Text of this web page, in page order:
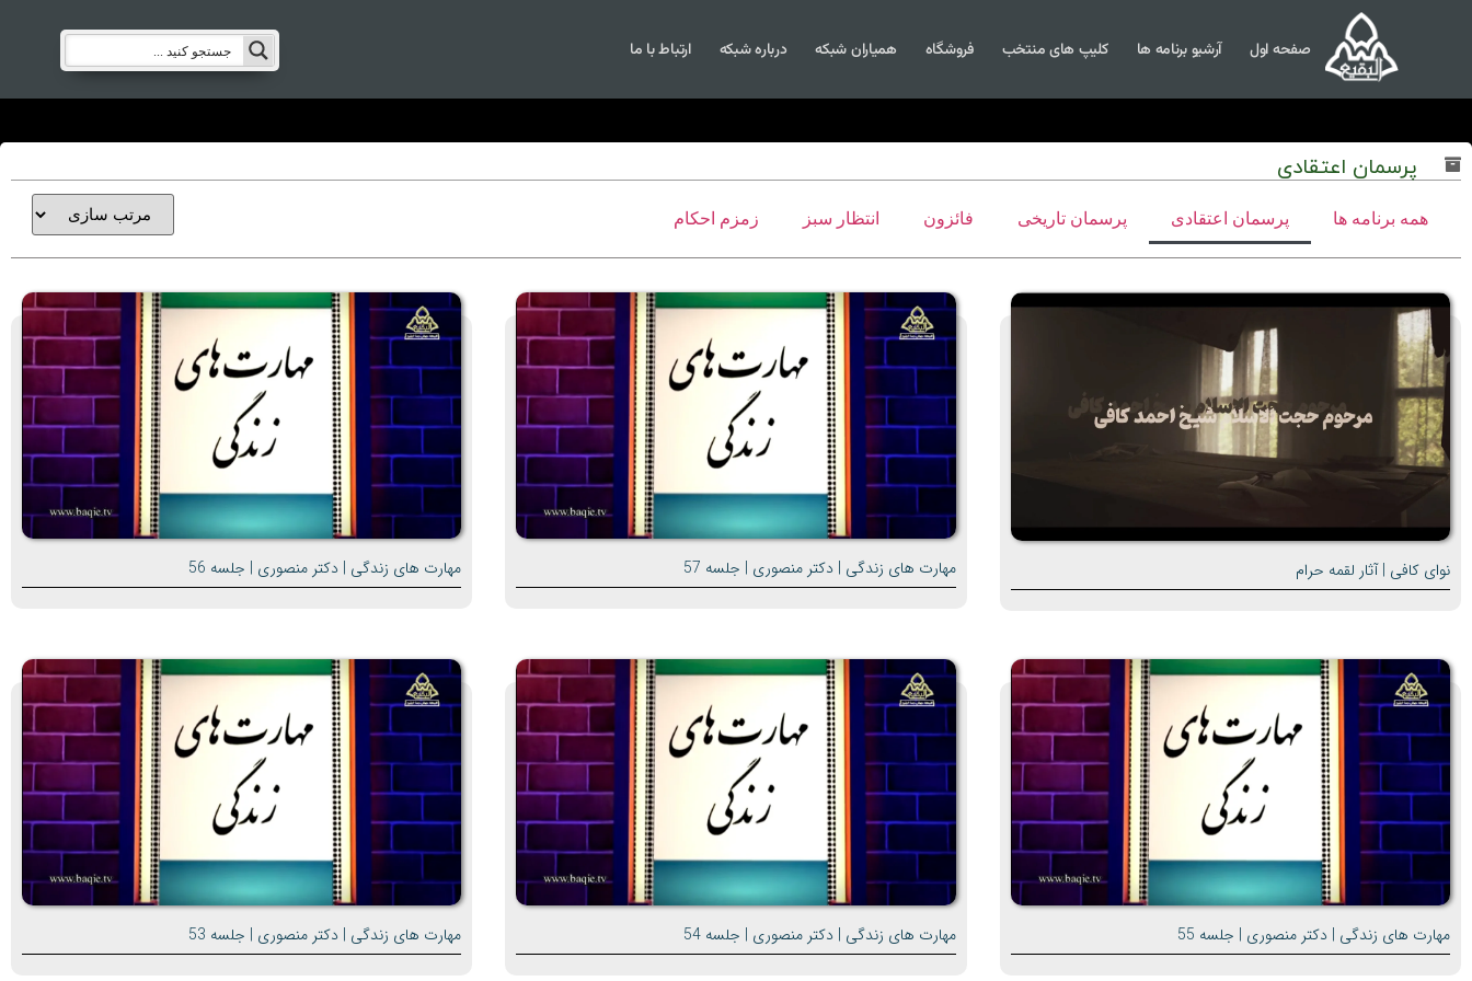
صفحه اول آرشیو برنامه ها کلیپ های منتخب فروشگاه همیاران شبکه درباره شبکه ارتباط با ما
پرسمان اعتقادی
همه برنامه ها پرسمان اعتقادی پرسمان تاریخی فائزون انتظار سبز زمزم احکام
نوای کافی | آثار لقمه حرام مهارت های زندگی | دکتر منصوری | جلسه 57 مهارت های زندگی | دکتر منصوری | جلسه 56
مهارت های زندگی | دکتر منصوری | جلسه 55 مهارت های زندگی | دکتر منصوری | جلسه 54 مهارت های زندگی | دکتر منصوری | جلسه 53